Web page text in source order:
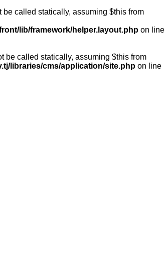
called statically, assuming $this from
lib/framework/helper.layout.php on line
be called statically, assuming $this from
libraries/cms/application/site.php on line